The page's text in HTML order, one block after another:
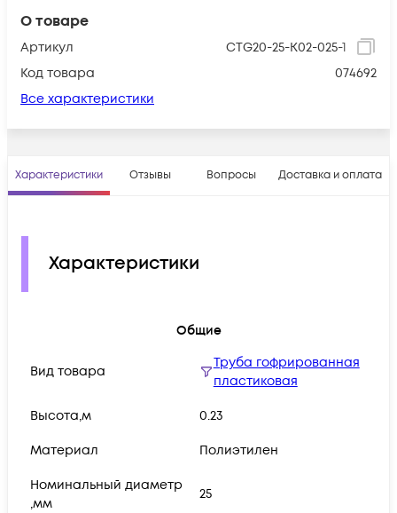
О товаре
Артикул
CTG20-25-K02-025-1
Код товара
074692
Все характеристики
Характеристики Отзывы Вопросы Доставка и оплата
Характеристики
Общие
Вид товара
Труба гофрированная
пластиковая
Высота,м 0.23
Материал Полиэтилен
Номинальный диаметр
,мм
25